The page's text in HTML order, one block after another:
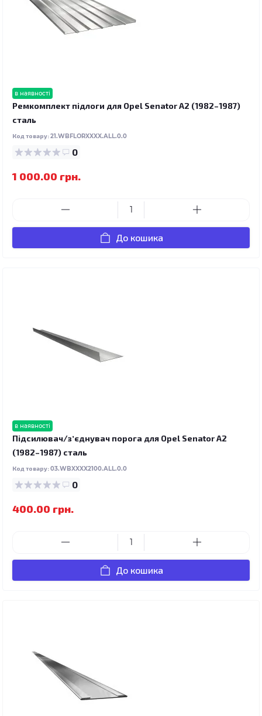
в наявності
Ремкомплект підлоги для Opel Senator A2 (1982–1987)
сталь
Код товару:21.WBFLORXXXX.ALL.0.0
0
1 000.00 грн.
До кошика
в наявності
Підсилювач/зʼєднувач порога для Opel Senator A2
(1982–1987) сталь
Код товару:03.WBXXXX2100.ALL.0.0
0
400.00 грн.
До кошика